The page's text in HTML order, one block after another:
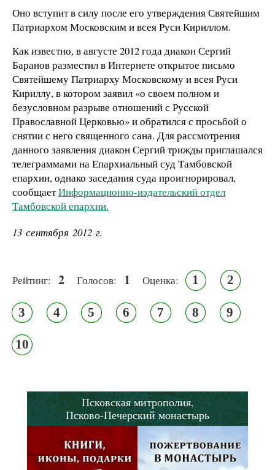
Оно вступит в силу после его утверждения Святейшим
Патриархом Московским и всея Руси Кириллом.
Как известно, в августе 2012 года диакон Сергий
Баранов разместил в Интернете открытое письмо
Святейшему Патриарху Московскому и всея Руси
Кириллу, в котором заявил «о своем полном и
безусловном разрыве отношений с Русской
Православной Церковью» и обратился с просьбой о
снятии с него священного сана. Для рассмотрения
данного заявления диакон Сергий трижды приглашался
телеграммами на Епархиальный суд Тамбовской
епархии, однако заседания суда проигнорировал,
сообщаетИнформационно-издательский отдел
Тамбовской епархии.
13 сентября 2012 г.
Рейтинг: 2 Голосов: 1 Оценка: 1 2
3 4 5 6 7 8 9
10
Псковская митрополия,
Псково-Печерский монастырь